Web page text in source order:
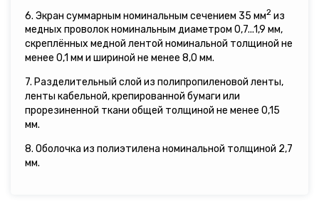
6. Экран суммарным номинальным сечением 35 мм2 из
медных проволок номинальным диаметром 0,7...1,9 мм,
скреплённых медной лентой номинальной толщиной не
менее 0,1 мм и шириной не менее 8,0 мм.
7. Разделительный слой из полипропиленовой ленты,
ленты кабельной, крепированной бумаги или
прорезиненной ткани общей толщиной не менее 0,15
мм.
8. Оболочка из полиэтилена номинальной толщиной 2,7
мм.